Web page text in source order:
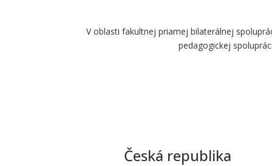
V oblasti fakultnej priamej bilaterálnej
pedagogickej
Česká republika